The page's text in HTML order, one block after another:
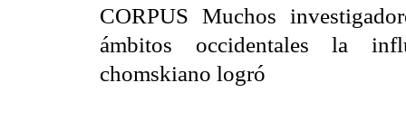
CORPUS Muchos
ámbitos occidentales la
chomskiano logró